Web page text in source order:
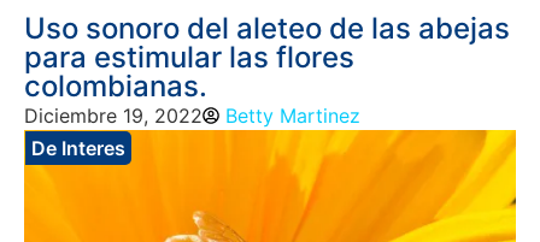
Uso sonoro del aleteo de las abejas
para estimular las flores
colombianas.
Diciembre 19, 2022
Betty Martinez
De Interes